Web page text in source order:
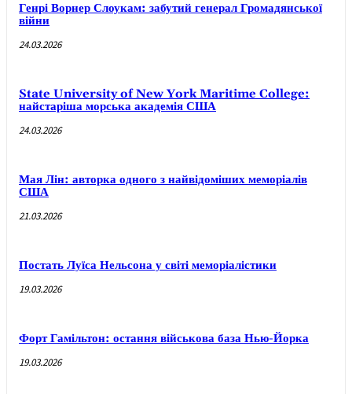
Генрі Ворнер Слоукам: забутий генерал Громадянської
війни
24.03.2026
State University of New York Maritime College:
найстаріша морська академія США
24.03.2026
Мая Лін: авторка одного з найвідоміших меморіалів
США
21.03.2026
Постать Луїса Нельсона у світі меморіалістики
19.03.2026
Форт Гамільтон: остання військова база Нью-Йорка
19.03.2026